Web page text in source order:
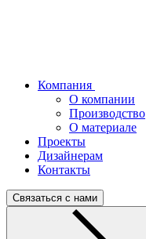
Компания
О компании
Производство
О материале
Проекты
Дизайнерам
Контакты
Связаться с нами